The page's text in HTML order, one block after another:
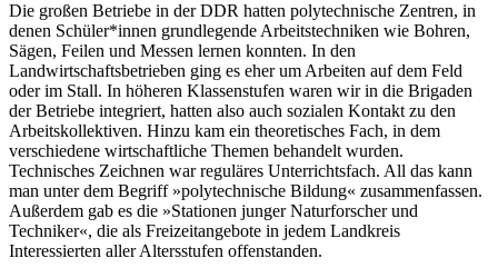
Die großen Betriebe in der DDR hatten polytechnische Zentren, in
denen Schüler*innen grundlegende Arbeitstechniken wie Bohren,
Sägen, Feilen und Messen lernen konnten. In den
Landwirtschaftsbetrieben ging es eher um Arbeiten auf dem Feld
oder im Stall. In höheren Klassenstufen waren wir in die Brigaden
der Betriebe integriert, hatten also auch sozialen Kontakt zu den
Arbeitskollektiven. Hinzu kam ein theoretisches Fach, in dem
verschiedene wirtschaftliche Themen behandelt wurden.
Technisches Zeichnen war reguläres Unterrichtsfach. All das kann
man unter dem Begriff »polytechnische Bildung« zusammenfassen.
Außerdem gab es die »Stationen junger Naturforscher und
Techniker«, die als Freizeitangebote in jedem Landkreis
Interessierten aller Altersstufen offenstanden.